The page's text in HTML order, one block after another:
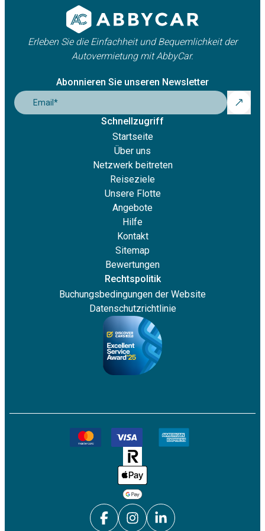
Erleben Sie die Einfachheit und Bequemlichkeit der
Autovermietung mit AbbyCar.
Abonnieren Sie unseren Newsletter
Email *
Schnellzugriff
Startseite
Über uns
Netzwerk beitreten
Reiseziele
Unsere Flotte
Angebote
Hilfe
Kontakt
Sitemap
Bewertungen
Rechtspolitik
Buchungsbedingungen der Website
Datenschutzrichtlinie